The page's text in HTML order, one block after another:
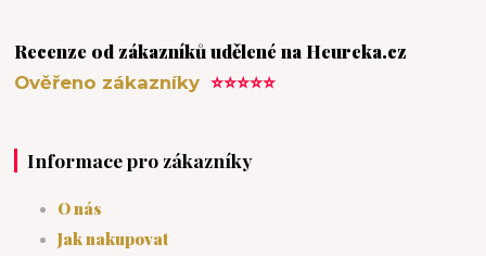
Recenze od zákazníků udělené na Heureka.cz
Ověřeno zákazníky⭐⭐⭐⭐⭐
Informace pro zákazníky
O nás
Jak nakupovat